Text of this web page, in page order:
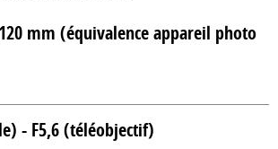
mm (équivalence appareil photo
- F5,6 (téléobjectif)